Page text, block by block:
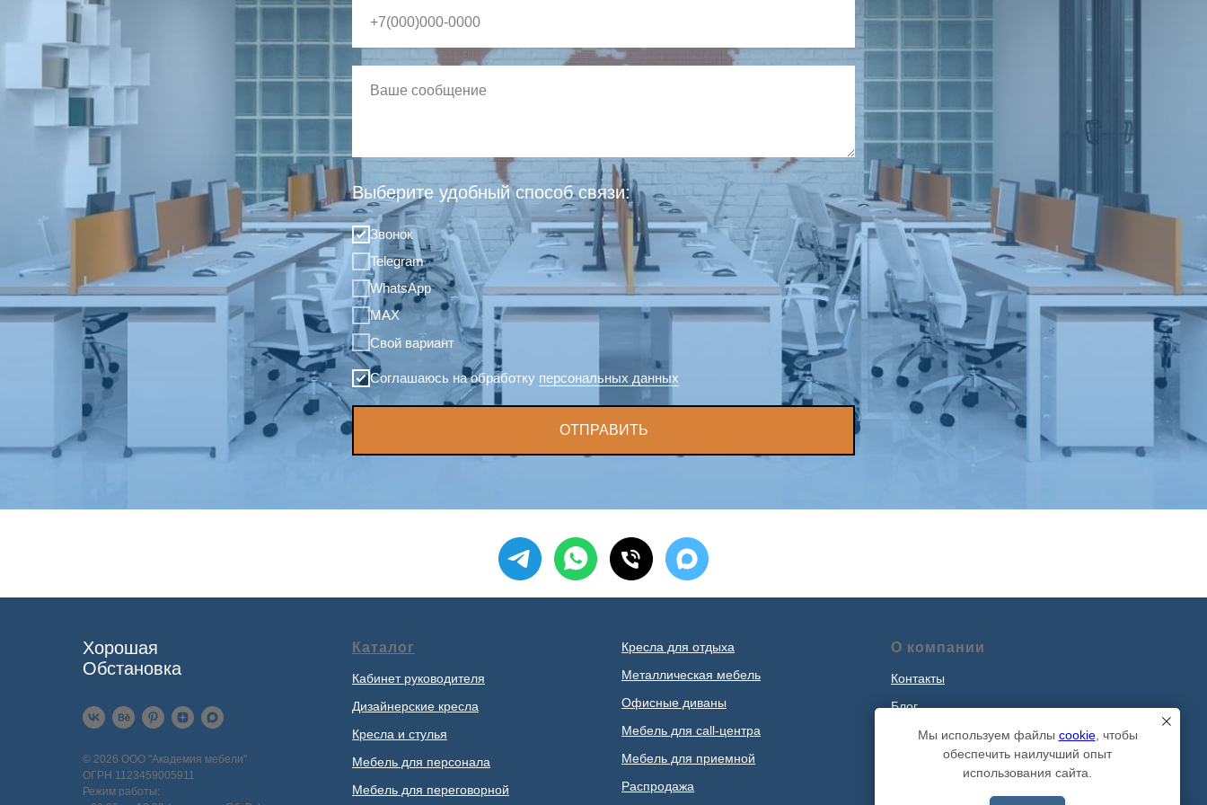
Выберите удобный способ связи:
Звонок
Telegram
WhatsApp
MAX
Свой вариант
Соглашаюсь на обработку персональных данных
ОТПРАВИТЬ
Мы используем файлы cookie, чтобы
обеспечить наилучший опыт
использования сайта.
Хорошая
Обстановка
© 2026 ООО "Академия мебели"
ОГРН 1123459005911
Режим работы:
Каталог
Кабинет руководителя
Дизайнерские кресла
Кресла и стулья
Мебель для персонала
Мебель для переговорной
Кресла для отдыха
Металлическая мебель
Офисные диваны
Мебель для call-центра
Мебель для приемной
Распродажа
О компании
Контакты
Блог
Наши проекты
Политика обработки персональных